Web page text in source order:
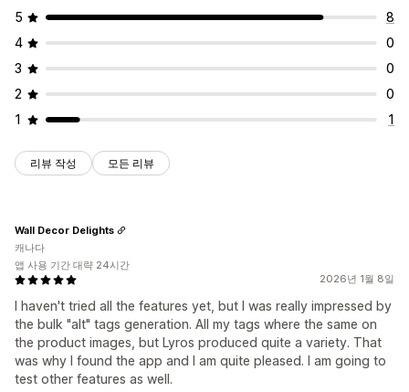
5
8
4
0
3
0
2
0
1
1
리뷰 작성 모든 리뷰
2026년 1월 8일
I haven't tried all the features yet, but I was really impressed by
the bulk "alt" tags generation. All my tags where the same on
the product images, but Lyros produced quite a variety. That
was why I found the app and I am quite pleased. I am going to
test other features as well.
Wall Decor Delights
캐나다
앱 사용 기간 대략 24시간